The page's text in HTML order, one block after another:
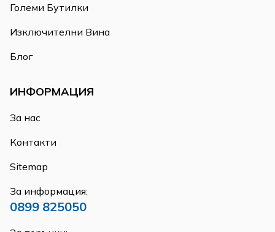
Големи Бутилки
Изключителни Вина
Блог
ИНФОРМАЦИЯ
За нас
Контакти
Sitemap
За информация:
0899 825050